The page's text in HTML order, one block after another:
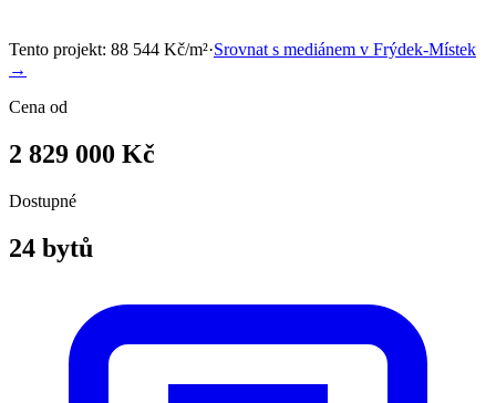
Tento projekt: 88 544 Kč/m²·Srovnat s mediánem v Frýdek-Místek
→
Cena od
2 829 000 Kč
Dostupné
24 bytů